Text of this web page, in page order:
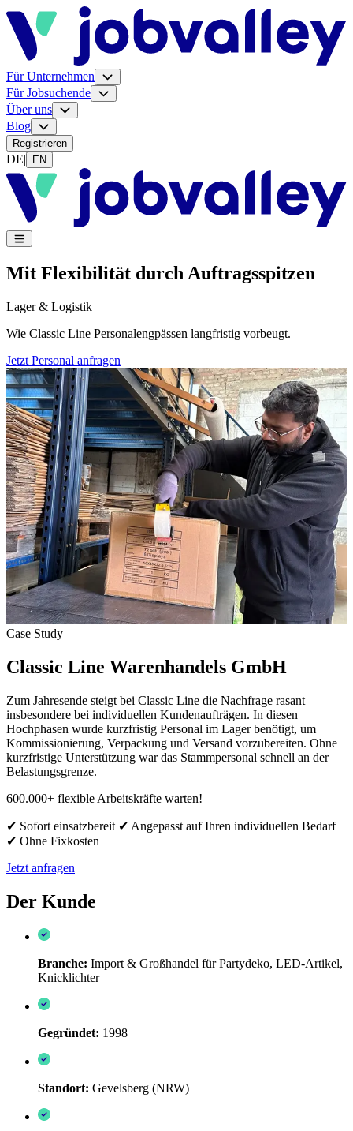
Für Unternehmen
Für Jobsuchende
Über uns
Blog
Registrieren
DE| EN
Mit Flexibilität durch Auftragsspitzen
Lager & Logistik
Wie Classic Line Personalengpässen langfristig vorbeugt.
Jetzt Personal anfragen
Case Study
Classic Line Warenhandels GmbH
Zum Jahresende steigt bei Classic Line die Nachfrage rasant –
insbesondere bei individuellen Kundenaufträgen. In diesen
Hochphasen wurde kurzfristig Personal im Lager benötigt, um
Kommissionierung, Verpackung und Versand vorzubereiten. Ohne
kurzfristige Unterstützung war das Stammpersonal schnell an der
Belastungsgrenze.
600.000+ flexible Arbeitskräfte warten!
✔ Sofort einsatzbereit ✔ Angepasst auf Ihren individuellen Bedarf
✔ Ohne Fixkosten
Jetzt anfragen
Der Kunde
Branche: Import & Großhandel für Partydeko, LED-Artikel,
Knicklichter
Gegründet: 1998
Standort: Gevelsberg (NRW)